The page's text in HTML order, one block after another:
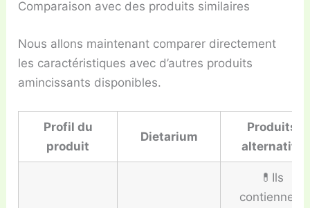
Comparaison avec des produits similaires
Nous allons maintenant comparer directement
les caractéristiques avec d’autres produits
amincissants disponibles.
Profil du
produit
Dietarium
Produits
alternatifs
💊Ils
contiennent